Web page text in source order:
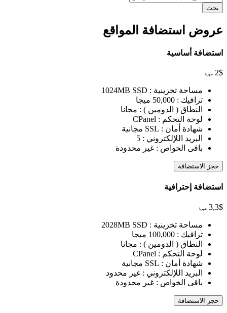
بحث
عروض استضافة المواقع
استضافة أساسية
2$ شهريا
مساحة تخزينية : 1024MB SSD
ترافيك : 50,000 ميجا
النطاق ( الدومين ) : مجانا
لوحة التحكم : CPanel
شهادة أمان : SSL مجانية
البريد اللإلكتروني : 5
باقى الخواص : غير محدودة
حجز الاستضافة
استضافة إحترافية
3,3$ شهريا
مساحة تخزينية : 2028MB SSD
ترافيك : 100,000 ميجا
النطاق ( الدومين ) : مجانا
لوحة التحكم : CPanel
شهادة أمان : SSL مجانية
البريد اللإلكتروني : غير محدود
باقى الخواص : غير محدودة
حجز الاستضافة